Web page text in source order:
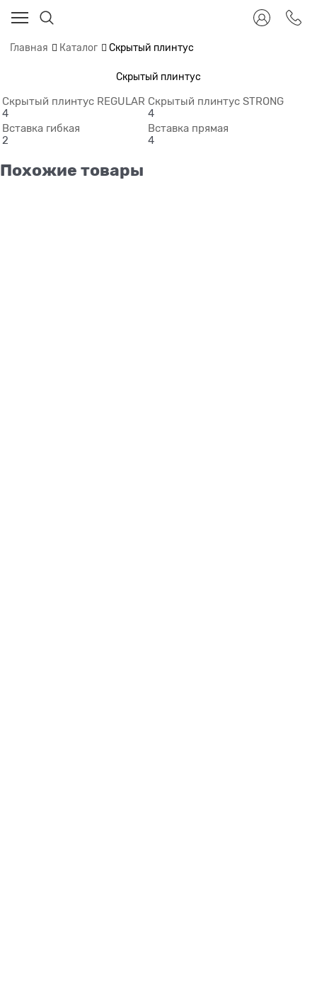
Главная Каталог Скрытый плинтус
Скрытый плинтус
Скрытый плинтус REGULAR
4
Скрытый плинтус STRONG
4
Вставка гибкая
2
Вставка прямая
4
Похожие товары